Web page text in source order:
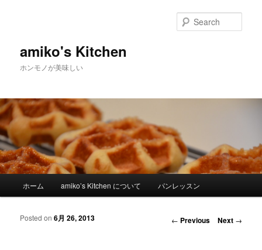
amiko's Kitchen
ホンモノが美味しい
Skip to primary content
Skip to secondary content
ホーム amiko’s Kitchen について パンレッスン
Post navigation
← Previous Next →
Posted on6月 26, 2013